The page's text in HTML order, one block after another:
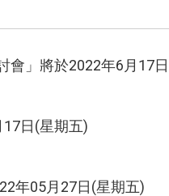
會」將於2022年6月
日(星期五)
年05月27日(星期五)